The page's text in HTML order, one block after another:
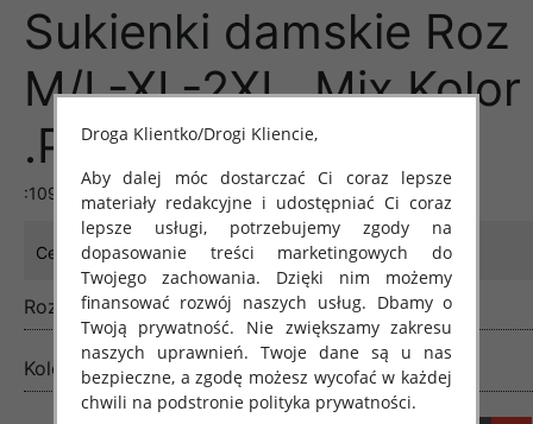
Sukienki damskie Roz
M/L-XL-2XL, Mix Kolor
.Paczka 12 szt
:1094::1055::1045::1058
Cena: 31.00 zł
Rozmiar:M/L-XL-2XL
Kolor: Mix kolor
Droga Klientko/Drogi Kliencie,
Aby dalej móc dostarczać Ci coraz lepsze
materiały redakcyjne i udostępniać Ci coraz
lepsze usługi, potrzebujemy zgody na
dopasowanie treści marketingowych do
Twojego zachowania. Dzięki nim możemy
finansować rozwój naszych usług. Dbamy o
Twoją prywatność. Nie zwiększamy zakresu
naszych uprawnień. Twoje dane są u nas
bezpieczne, a zgodę możesz wycofać w każdej
chwili na podstronie polityka prywatności.